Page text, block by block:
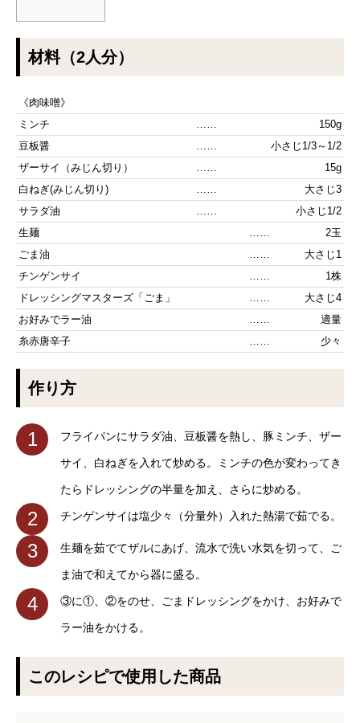
材料（2人分）
《肉味噌》
ミンチ
……
150g
豆板醤
……
小さじ1/3～1/2
ザーサイ（みじん切り）
……
15g
白ねぎ(みじん切り)
……
大さじ3
サラダ油
……
小さじ1/2
生麺
……
2玉
ごま油
……
大さじ1
チンゲンサイ
……
1株
ドレッシングマスターズ「ごま」
……
大さじ4
お好みでラー油
……
適量
糸赤唐辛子
…… 少々
作り方
1 フライパンにサラダ油、豆板醤を熱し、豚ミンチ、ザー
サイ、白ねぎを入れて炒める。ミンチの色が変わってき
たらドレッシングの半量を加え、さらに炒める。
2 チンゲンサイは塩少々（分量外）入れた熱湯で茹でる。
3 生麺を茹でてザルにあげ、流水で洗い水気を切って、ご
ま油で和えてから器に盛る。
4 ③に①、②をのせ、ごまドレッシングをかけ、お好みで
ラー油をかける。
このレシピで使用した商品